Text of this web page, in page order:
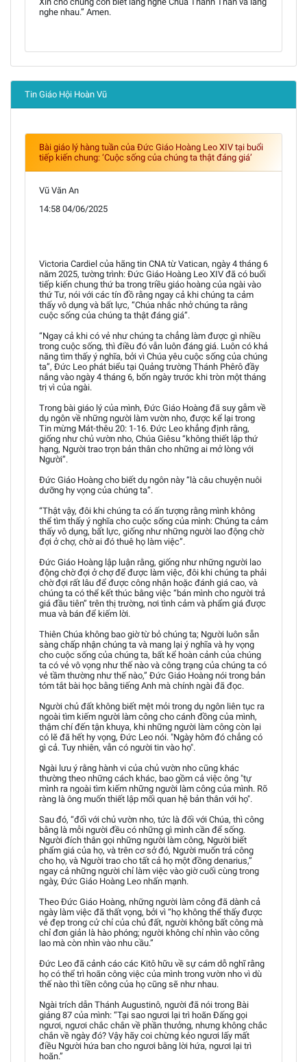
nghe nhau.” Amen.
Tin Giáo Hội Hoàn Vũ
Bài giáo lý hàng tuần của Đức Giáo Hoàng Leo XIV tại buổi
tiếp kiến chung: ‘Cuộc sống của chúng ta thật đáng giá’
Vũ Văn An
14:58 04/06/2025
Victoria Cardiel của hãng tin CNA từ Vatican, ngày 4 tháng 6
năm 2025, tường trình: Đức Giáo Hoàng Leo XIV đã có buổi
tiếp kiến chung thứ ba trong triều giáo hoàng của ngài vào
thứ Tư, nói với các tín đồ rằng ngay cả khi chúng ta cảm
thấy vô dụng và bất lực, “Chúa nhắc nhở chúng ta rằng
cuộc sống của chúng ta thật đáng giá”.
“Ngay cả khi có vẻ như chúng ta chẳng làm được gì nhiều
trong cuộc sống, thì điều đó vẫn luôn đáng giá. Luôn có khả
năng tìm thấy ý nghĩa, bởi vì Chúa yêu cuộc sống của chúng
ta”, Đức Leo phát biểu tại Quảng trường Thánh Phêrô đầy
nắng vào ngày 4 tháng 6, bốn ngày trước khi tròn một tháng
trị vì của ngài.
Trong bài giáo lý của mình, Đức Giáo Hoàng đã suy gẫm về
dụ ngôn về những người làm vườn nho, được kể lại trong
Tin mừng Mát-thêu 20: 1-16. Đức Leo khẳng định rằng,
giống như chủ vườn nho, Chúa Giêsu “không thiết lập thứ
hạng, Người trao trọn bản thân cho những ai mở lòng với
Người”.
Đức Giáo Hoàng cho biết dụ ngôn này “là câu chuyện nuôi
dưỡng hy vọng của chúng ta”.
“Thật vậy, đôi khi chúng ta có ấn tượng rằng mình không
thể tìm thấy ý nghĩa cho cuộc sống của mình: Chúng ta cảm
thấy vô dụng, bất lực, giống như những người lao động chờ
đợi ở chợ, chờ ai đó thuê họ làm việc”.
Đức Giáo Hoàng lập luận rằng, giống như những người lao
động chờ đợi ở chợ để được làm việc, đôi khi chúng ta phải
chờ đợi rất lâu để được công nhận hoặc đánh giá cao, và
chúng ta có thể kết thúc bằng việc “bán mình cho người trả
giá đầu tiên” trên thị trường, nơi tình cảm và phẩm giá được
mua và bán để kiếm lời.
Thiên Chúa không bao giờ từ bỏ chúng ta; Người luôn sẵn
sàng chấp nhận chúng ta và mang lại ý nghĩa và hy vọng
cho cuộc sống của chúng ta, bất kể hoàn cảnh của chúng
ta có vẻ vô vọng như thế nào và công trạng của chúng ta có
vẻ tầm thường như thế nào,” Đức Giáo Hoàng nói trong bản
tóm tắt bài học bằng tiếng Anh mà chính ngài đã đọc.
Người chủ đất không biết mệt mỏi trong dụ ngôn liên tục ra
ngoài tìm kiếm người làm công cho cánh đồng của mình,
thậm chí đến tận khuya, khi những người làm công còn lại
có lẽ đã hết hy vọng, Đức Leo nói. "Ngày hôm đó chẳng có
gì cả. Tuy nhiên, vẫn có người tin vào họ".
Ngài lưu ý rằng hành vi của chủ vườn nho cũng khác
thường theo những cách khác, bao gồm cả việc ông "tự
mình ra ngoài tìm kiếm những người làm công của mình. Rõ
ràng là ông muốn thiết lập mối quan hệ bản thân với họ".
Sau đó, “đối với chủ vườn nho, tức là đối với Chúa, thì công
bằng là mỗi người đều có những gì mình cần để sống.
Người đích thân gọi những người làm công, Người biết
phẩm giá của họ, và trên cơ sở đó, Người muốn trả công
cho họ, và Người trao cho tất cả họ một đồng denarius,”
ngay cả những người chỉ làm việc vào giờ cuối cùng trong
ngày, Đức Giáo Hoàng Leo nhấn mạnh.
Theo Đức Giáo Hoàng, những người làm công đã dành cả
ngày làm việc đã thất vọng, bởi vì “họ không thể thấy được
vẻ đẹp trong cử chỉ của chủ đất, người không bất công mà
chỉ đơn giản là hào phóng; người không chỉ nhìn vào công
lao mà còn nhìn vào nhu cầu.”
Đức Leo đã cảnh cáo các Kitô hữu về sự cám dỗ nghĩ rằng
họ có thể trì hoãn công việc của mình trong vườn nho vì dù
thế nào thì tiền công của họ cũng sẽ như nhau.
Ngài trích dẫn Thánh Augustinô, người đã nói trong Bài
giảng 87 của mình: “Tại sao ngươi lại trì hoãn Đấng gọi
ngươi, ngươi chắc chắn về phần thưởng, nhưng không chắc
chắn về ngày đó? Vậy hãy coi chừng kẻo ngươi lấy mất
điều Người hứa ban cho ngươi bằng lời hứa, ngươi lại trì
hoãn.”